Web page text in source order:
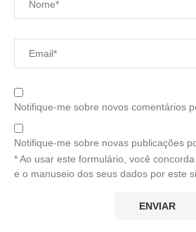
Notifique-me sobre novos comentários
Notifique-me sobre novas publicações
* Ao usar este formulário, você
e o manuseio dos seus dados por este